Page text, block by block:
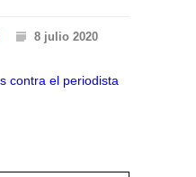
8 julio 2020